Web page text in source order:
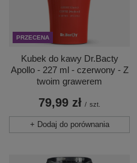
PRZECENA
Kubek do kawy Dr.Bacty
Apollo - 227 ml - czerwony - Z
twoim grawerem
79,99 zł / szt.
+ Dodaj do porównania